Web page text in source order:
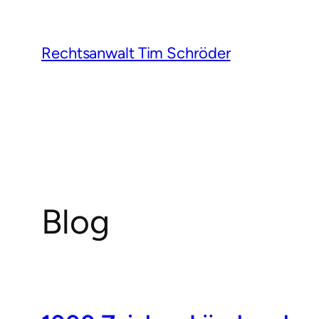
Rechtsanwalt Tim Schröder
Blog